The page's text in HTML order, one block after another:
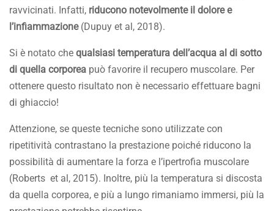
ravvicinati. Infatti, riducono notevolmente il dolore e
l’infiammazione(Dupuy et al, 2018).
Si è notato che qualsiasi temperatura dell’acqua al di sotto
di quella corporea può favorire il recupero muscolare. Per
ottenere questo risultato non è necessario effettuare bagni
di ghiaccio!
Attenzione, se queste tecniche sono utilizzate con
ripetitività contrastano la prestazione poiché riducono la
possibilità di aumentare la forza e l’ipertrofia muscolare
(Roberts et al, 2015). Inoltre, più la temperatura si discosta
da quella corporea, e più a lungo rimaniamo immersi, più la